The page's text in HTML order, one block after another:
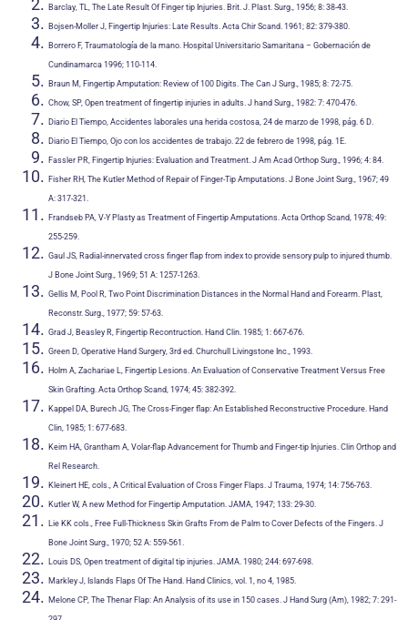
Barclay, TL, The Late Result Of Finger tip Injuries. Brit. J. Plast. Surg., 1956; 8: 38-43.
Bojsen-Moller J, Fingertip Injuries: Late Results. Acta Chir Scand. 1961; 82: 379-380.
Borrero F, Traumatología de la mano. Hospital Universitario Samaritana – Gobernación de
Cundinamarca 1996; 110-114.
Braun M, Fingertip Amputation: Review of 100 Digits. The Can J Surg., 1985; 8: 72-75.
Chow, SP, Open treatment of fingertip injuries in adults. J hand Surg., 1982: 7: 470-476.
Diario El Tiempo, Accidentes laborales una herida costosa, 24 de marzo de 1998, pág. 6 D.
Diario El Tiempo, Ojo con los accidentes de trabajo. 22 de febrero de 1998, pág. 1E.
Fassler PR, Fingertip Injuries: Evaluation and Treatment. J Am Acad Orthop Surg., 1996; 4: 84.
Fisher RH, The Kutler Method of Repair of Finger-Tip Amputations. J Bone Joint Surg., 1967; 49
A: 317-321.
Frandseb PA, V-Y Plasty as Treatment of Fingertip Amputations. Acta Orthop Scand, 1978; 49:
255-259.
Gaul JS, Radial-innervated cross finger flap from index to provide sensory pulp to injured thumb.
J Bone Joint Surg., 1969; 51 A: 1257-1263.
Gellis M, Pool R, Two Point Discrimination Distances in the Normal Hand and Forearm. Plast,
Reconstr. Surg., 1977; 59: 57-63.
Grad J, Beasley R, Fingertip Recontruction. Hand Clin. 1985; 1: 667-676.
Green D, Operative Hand Surgery, 3rd ed. Churchull Livingstone Inc., 1993.
Holm A, Zachariae L, Fingertip Lesions. An Evaluation of Conservative Treatment Versus Free
Skin Grafting. Acta Orthop Scand, 1974; 45: 382-392.
Kappel DA, Burech JG, The Cross-Finger flap: An Established Reconstructive Procedure. Hand
Clin, 1985; 1: 677-683.
Keim HA, Grantham A, Volar-flap Advancement for Thumb and Finger-tip Injuries. Clin Orthop and
Rel Research.
Kleinert HE, cols., A Critical Evaluation of Cross Finger Flaps. J Trauma, 1974; 14: 756-763.
Kutler W, A new Method for Fingertip Amputation. JAMA, 1947; 133: 29-30.
Lie KK cols., Free Full-Thickness Skin Grafts From de Palm to Cover Defects of the Fingers. J
Bone Joint Surg., 1970; 52 A: 559-561.
Louis DS, Open treatment of digital tip injuries. JAMA. 1980; 244: 697-698.
Markley J, Islands Flaps Of The Hand. Hand Clinics, vol. 1, no 4, 1985.
Melone CP, The Thenar Flap: An Analysis of its use in 150 cases. J Hand Surg (Am), 1982; 7: 291-